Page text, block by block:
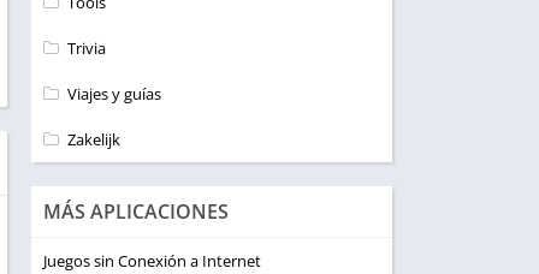
Trivia
Viajes y guías
Zakelijk
MÁS APLICACIONES
Juegos sin Conexión a Internet